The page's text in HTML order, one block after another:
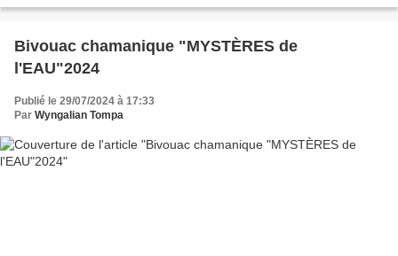
Bivouac chamanique "MYSTÈRES de
l'EAU"2024
Publié le 29/07/2024 à 17:33
Par Wyngalian Tompa